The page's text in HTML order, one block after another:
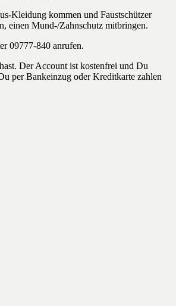
Kleidung kommen und Faustschützer
einen Mund-/Zahnschutz mitbringen.
09777-840 anrufen.
Der Account ist kostenfrei und Du
per Bankeinzug oder Kreditkarte zahlen